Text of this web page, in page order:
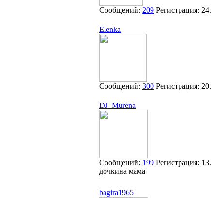
Сообщений: 209 Регистрация:
Elenka
Сообщений: 300 Регистрация:
DJ_Murena
Сообщений: 199 Регистрация:
дочкина мама
bagira1965